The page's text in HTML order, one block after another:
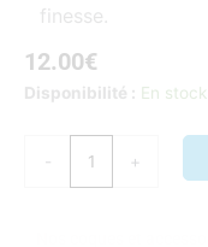
finesse.
12.00€
Disponibilité : En stock
-
quantité
SAMSUNG
+